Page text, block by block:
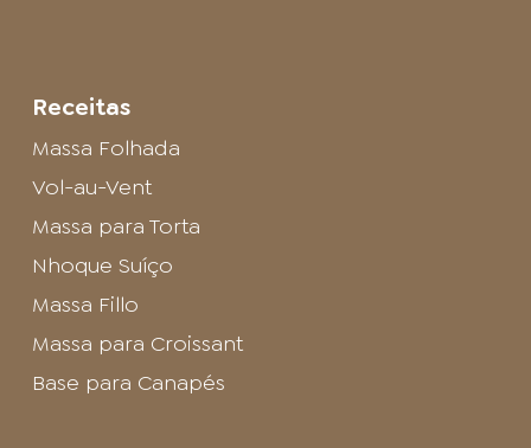
Receitas
Massa Folhada
Vol-au-Vent
Massa para Torta
Nhoque Suíço
Massa Fillo
Massa para Croissant
Base para Canapés